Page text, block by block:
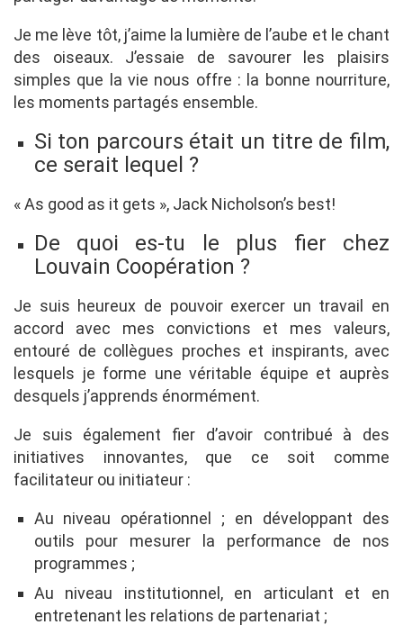
Je me lève tôt, j’aime la lumière de l’aube et le chant
des oiseaux. J’essaie de savourer les plaisirs
simples que la vie nous offre : la bonne nourriture,
les moments partagés ensemble.
Si ton parcours était un titre de film,
ce serait lequel ?
« As good as it gets », Jack Nicholson’s best!
De quoi es-tu le plus fier chez
Louvain Coopération ?
Je suis heureux de pouvoir exercer un travail en
accord avec mes convictions et mes valeurs,
entouré de collègues proches et inspirants, avec
lesquels je forme une véritable équipe et auprès
desquels j’apprends énormément.
Je suis également fier d’avoir contribué à des
initiatives innovantes, que ce soit comme
facilitateur ou initiateur :
Au niveau opérationnel ; en développant des
outils pour mesurer la performance de nos
programmes ;
Au niveau institutionnel, en articulant et en
entretenant les relations de partenariat ;